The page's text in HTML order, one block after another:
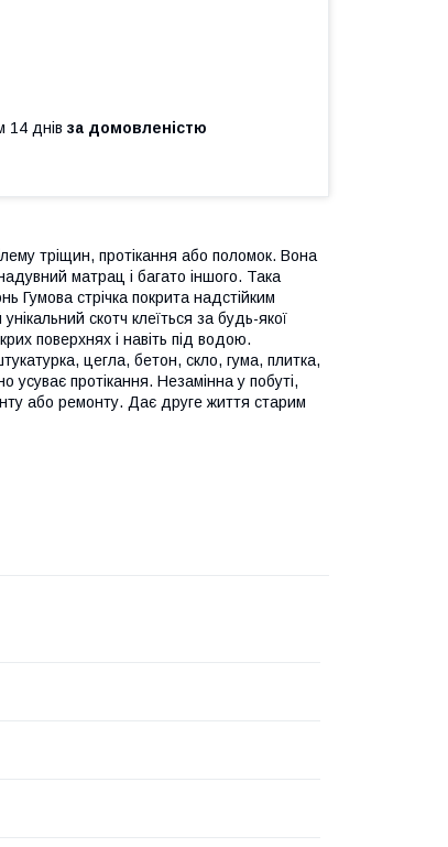
14 днів за домовленістю
тріщин, протікання або поломок. Вона
матрац і багато іншого. Така
Гумова стрічка покрита надстійким
скотч клеїться за будь-якої
поверхнях і навіть під водою.
цегла, бетон, скло, гума, плитка,
протікання. Незамінна у побуті,
або ремонту. Дає друге життя старим